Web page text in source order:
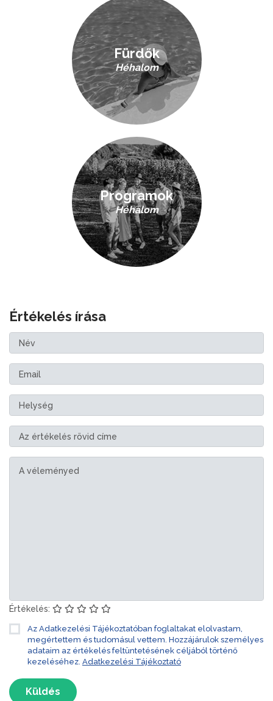
Fürdők
Héhalom
Programok
Héhalom
Értékelés írása
Értékelés:
Az Adatkezelési Tájékoztatóban foglaltakat elolvastam,
megértettem és tudomásul vettem. Hozzájárulok személyes
adataim az értékelés feltüntetésének céljából történő
kezeléséhez. Adatkezelési Tájékoztató
Küldés